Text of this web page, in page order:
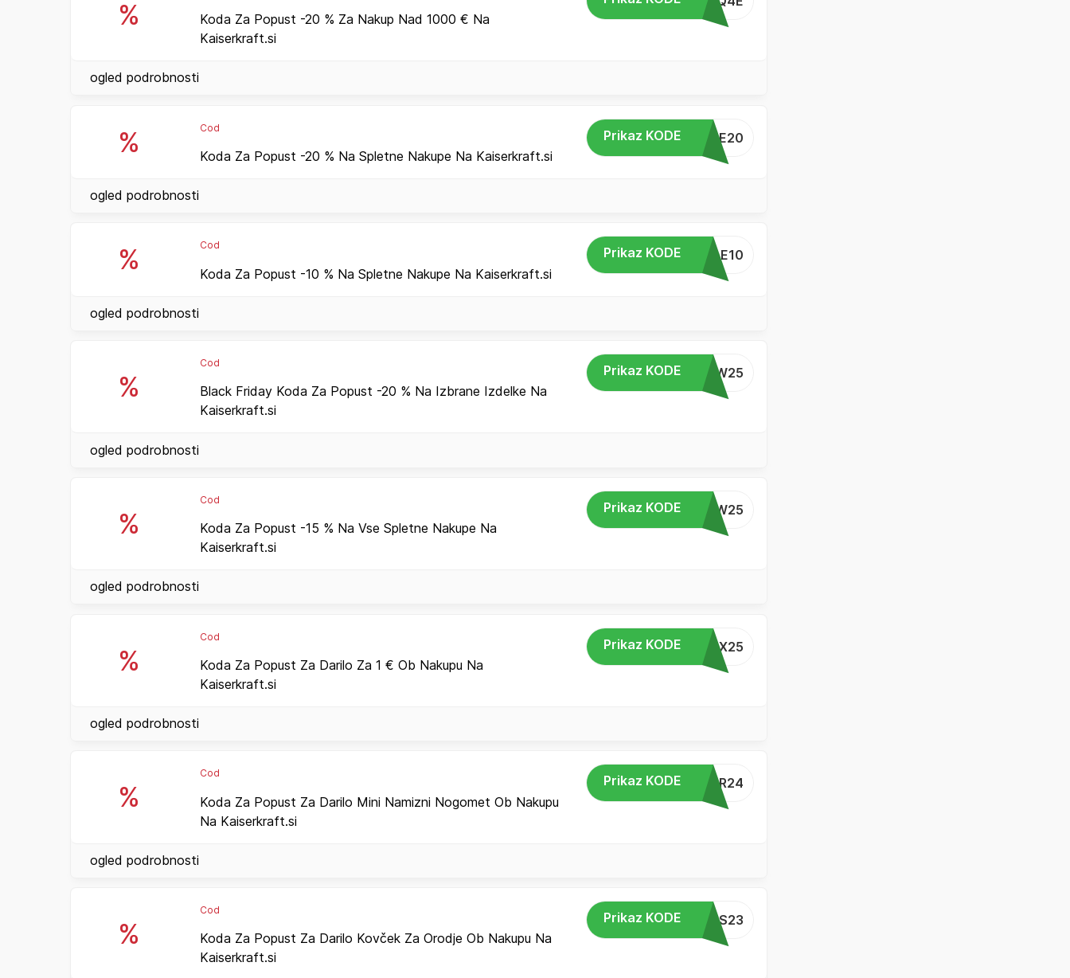
%
Koda Za Popust -20 % Za Nakup Nad 1000 € Na
Kaiserkraft.si
ogled podrobnosti
% Cod
Koda Za Popust -20 % Na Spletne Nakupe Na Kaiserkraft.si
Prikaz KODE ...E20
ogled podrobnosti
% Cod
Koda Za Popust -10 % Na Spletne Nakupe Na Kaiserkraft.si
Prikaz KODE ...E10
ogled podrobnosti
%
Cod
Black Friday Koda Za Popust -20 % Na Izbrane Izdelke Na
Kaiserkraft.si
Prikaz KODE ...W25
ogled podrobnosti
%
Cod
Koda Za Popust -15 % Na Vse Spletne Nakupe Na
Kaiserkraft.si
Prikaz KODE ...W25
ogled podrobnosti
%
Cod
Koda Za Popust Za Darilo Za 1 € Ob Nakupu Na
Kaiserkraft.si
Prikaz KODE ...X25
ogled podrobnosti
%
Cod
Koda Za Popust Za Darilo Mini Namizni Nogomet Ob Nakupu
Na Kaiserkraft.si
Prikaz KODE ...R24
ogled podrobnosti
%
Cod
Koda Za Popust Za Darilo Kovček Za Orodje Ob Nakupu Na
Kaiserkraft.si
Prikaz KODE ...S23